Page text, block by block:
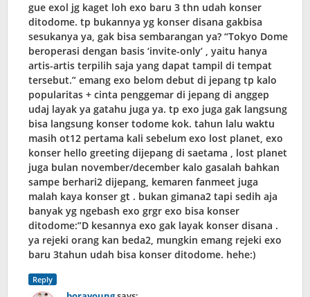
gue exol jg kaget loh exo baru 3 thn udah konser
ditodome. tp bukannya yg konser disana gakbisa
sesukanya ya, gak bisa sembarangan ya? “Tokyo Dome
beroperasi dengan basis ‘invite-only’ , yaitu hanya
artis-artis terpilih saja yang dapat tampil di tempat
tersebut.” emang exo belom debut di jepang tp kalo
popularitas + cinta penggemar di jepang di anggep
udaj layak ya gatahu juga ya. tp exo juga gak langsung
bisa langsung konser todome kok. tahun lalu waktu
masih ot12 pertama kali sebelum exo lost planet, exo
konser hello greeting dijepang di saetama , lost planet
juga bulan november/december kalo gasalah bahkan
sampe berhari2 dijepang, kemaren fanmeet juga
malah kaya konser gt . bukan gimana2 tapi sedih aja
banyak yg ngebash exo grgr exo bisa konser
ditodome:”D kesannya exo gak layak konser disana .
ya rejeki orang kan beda2, mungkin emang rejeki exo
baru 3tahun udah bisa konser ditodome. hehe:)
Reply